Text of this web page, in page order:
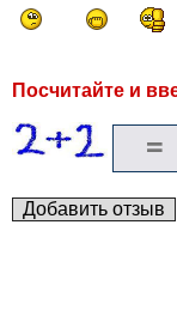
Посчитайте и